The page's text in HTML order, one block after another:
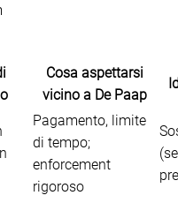
Cosa aspettarsi
vicino a De Paap
Pagamento, limite
di tempo;
enforcement
rigoroso